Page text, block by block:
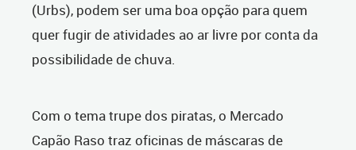
(Urbs), podem ser uma boa opção para quem
quer fugir de atividades ao ar livre por conta da
possibilidade de chuva.
Com o tema trupe dos piratas, o Mercado
Capão Raso traz oficinas de máscaras de